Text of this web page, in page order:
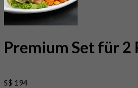
Premium Set für 2
S$ 194